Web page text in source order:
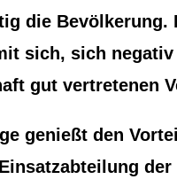
die
sich, sich
gut vertretenen
genießt den